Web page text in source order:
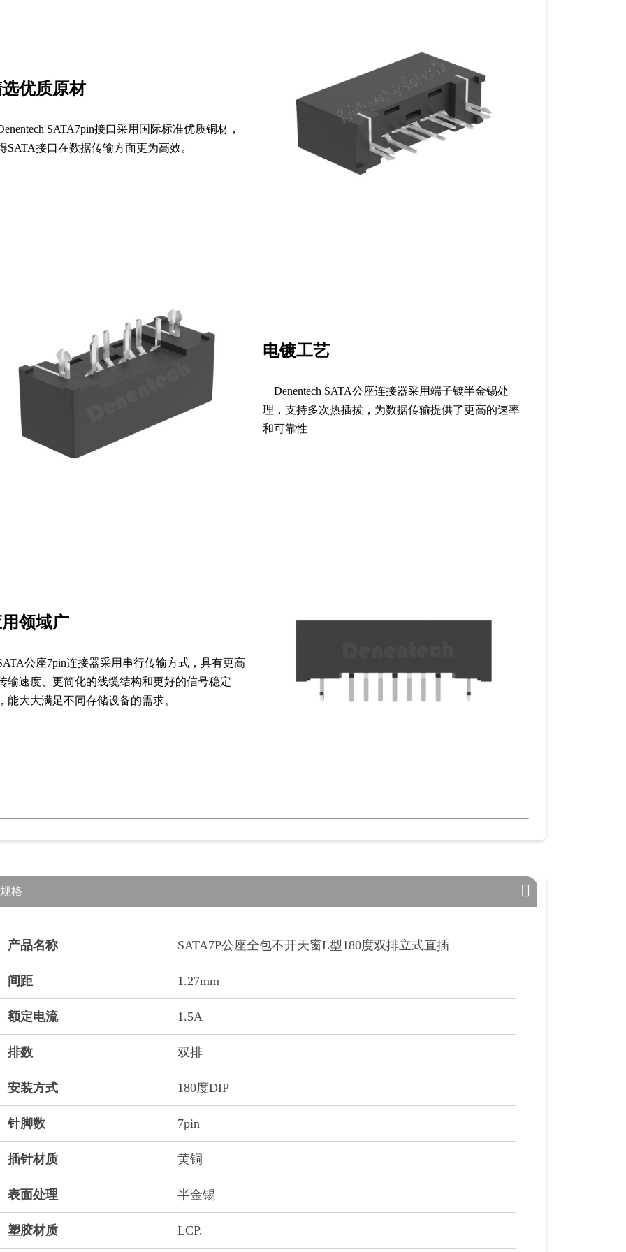
优质原材
SATA7pin接口采用国际标准优质铜材，
SATA接口在数据传输方面更为高效。
电镀工艺
Denentech SATA公座连接器采用端子镀半金锡处
理，支持多次热插拔，为数据传输提供了更高的速率
和可靠性
领域广
公座7pin连接器采用串行传输方式，具有更高
输速度、更简化的线缆结构和更好的信号稳定
能大大满足不同存储设备的需求。
格
产品名称 SATA7P公座全包不开天窗L型180度双排立式直插
间距 1.27mm
额定电流 1.5A
排数 双排
安装方式 180度DIP
针脚数 7pin
插针材质 黄铜
表面处理 半金锡
塑胶材质 LCP.